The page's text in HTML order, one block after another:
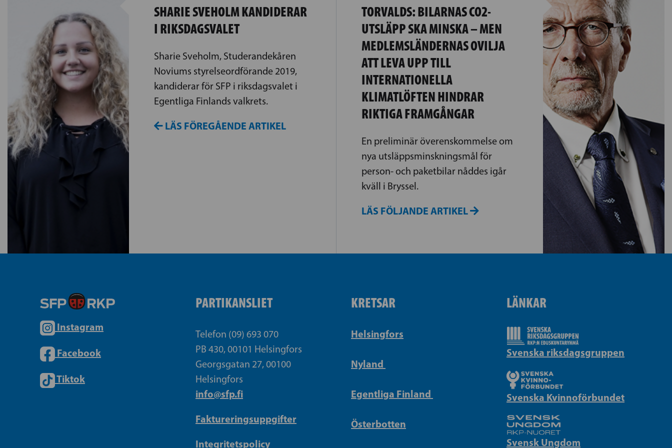
SHARIE SVEHOLM KANDIDERAR
I RIKSDAGSVALET
Sharie Sveholm, Studerandekåren
Noviums styrelseordförande 2019,
kandiderar för SFP i riksdagsvalet i
Egentliga Finlands valkrets.
LÄS FÖREGÅENDE ARTIKEL
TORVALDS: BILARNAS CO2-
UTSLÄPP SKA MINSKA – MEN
MEDLEMSLÄNDERNAS OVILJA
ATT LEVA UPP TILL
INTERNATIONELLA
KLIMATLÖFTEN HINDRAR
RIKTIGA FRAMGÅNGAR
En preliminär överenskommelse om
nya utsläppsminskningsmål för
person- och paketbilar nåddes igår
kväll i Bryssel.
LÄS FÖLJANDE ARTIKEL
Instagram
Facebook
Tiktok
PARTIKANSLIET
Telefon (09) 693 070
PB 430, 00101 Helsingfors
Georgsgatan 27, 00100
Helsingfors
info@sfp.fi
Faktureringsuppgifter
Integritetspolicy
KRETSAR
Helsingfors
Nyland
Egentliga Finland
Österbotten
LÄNKAR
Svenska riksdagsgruppen
Svenska Kvinnoförbundet
Svensk Ungdom